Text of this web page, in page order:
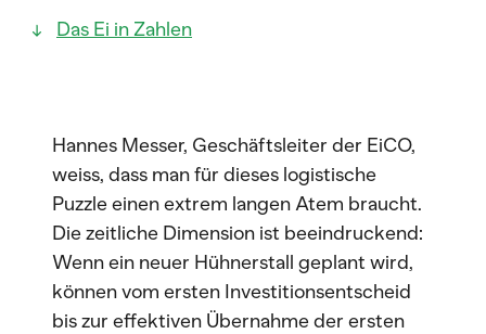
Das Ei in Zahlen
Hannes Messer, Geschäftsleiter der EiCO,
weiss, dass man für dieses logistische
Puzzle einen extrem langen Atem braucht.
Die zeitliche Dimension ist beeindruckend:
Wenn ein neuer Hühnerstall geplant wird,
können vom ersten Investitionsentscheid
bis zur effektiven Übernahme der ersten